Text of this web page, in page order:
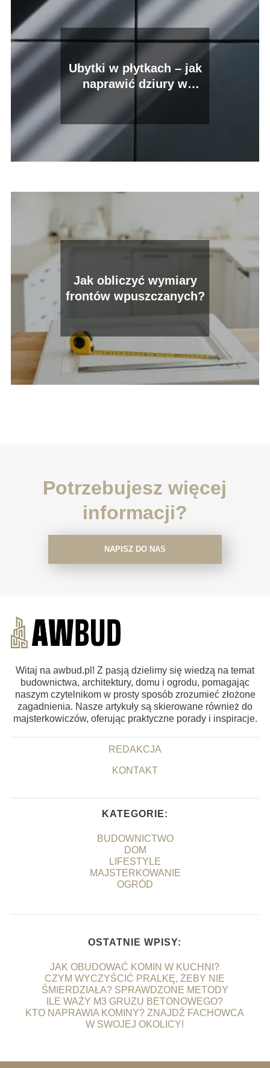
Ubytki w płytkach – jak
naprawić dziury w
Jak obliczyć wymiary
frontów wpuszczanych?
Potrzebujesz więcej
informacji?
NAPISZ DO NAS
Witaj na awbud.pl! Z pasją dzielimy się wiedzą na temat
budownictwa, architektury, domu i ogrodu, pomagając
naszym czytelnikom w prosty sposób zrozumieć złożone
zagadnienia. Nasze artykuły są skierowane również do
majsterkowiczów, oferując praktyczne porady i inspiracje.
REDAKCJA
KONTAKT
KATEGORIE:
BUDOWNICTWO
DOM
LIFESTYLE
MAJSTERKOWANIE
OGRÓD
OSTATNIE WPISY:
JAK OBUDOWAĆ KOMIN W KUCHNI?
CZYM WYCZYŚCIĆ PRALKĘ, ŻEBY NIE
ŚMIERDZIAŁA? SPRAWDZONE METODY
ILE WAŻY M3 GRUZU BETONOWEGO?
KTO NAPRAWIA KOMINY? ZNAJDŹ FACHOWCA
W SWOJEJ OKOLICY!